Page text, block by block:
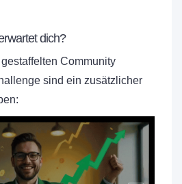
dich?
Community
sind ein zusätzlicher